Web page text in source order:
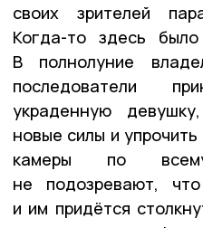
своих зрителей
Когда-то здесь было
В полнолуние
последователи
украденную
новые силы и
камеры по
не подозревают,
и им придётся